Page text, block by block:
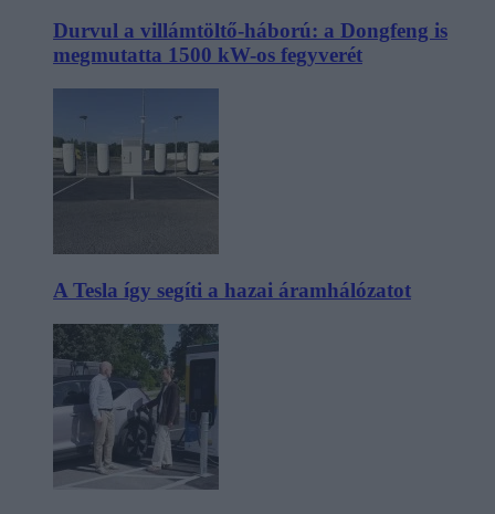
Durvul a villámtöltő-háború: a Dongfeng is
megmutatta 1500 kW-os fegyverét
A Tesla így segíti a hazai áramhálózatot